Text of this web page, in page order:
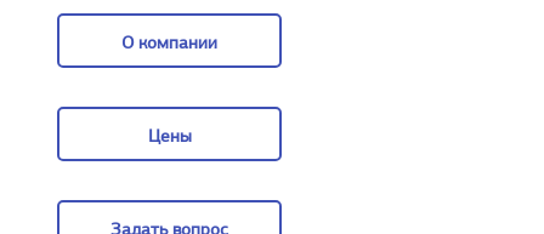
О компании
Цены
Задать вопрос